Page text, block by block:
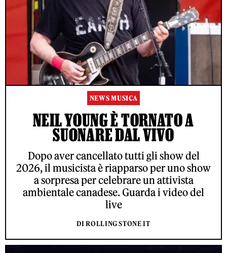
NEWS MUSICA
NEIL YOUNG È TORNATO A
SUONARE DAL VIVO
Dopo aver cancellato tutti gli show del
2026, il musicista è riapparso per uno show
a sorpresa per celebrare un attivista
ambientale canadese. Guarda i video del
live
DI ROLLING STONE IT